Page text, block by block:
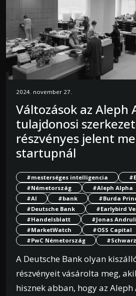
2024. november 27.
Változások az Aleph
tulajdonosi
részvényes jelent
startupnál
#mesterséges intelligencia
#Németország
#Aleph Alpha
#AI
#bank
#Burda
#Deutsche Bank
#Earlybird
#Handelsblatt
#Jonas
#MarketWatch
#OSS Capital
#PwC Németország
A Deutsche Bank olyan
részvényeit vásárolta meg,
hisznek abban, hogy az